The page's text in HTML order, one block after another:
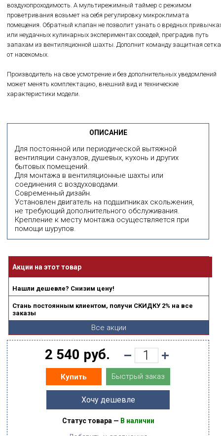
воздухопроходимость. А мультирежимный таймер с режимом
проветривания возьмет на себя регулировку микроклимата
помещения. Обратный клапан не позволит узнать о вредных
или неудачных кулинарных экспериментах соседей, преградив путь
запахам из вентиляционной шахты. Дополнит команду защитная сетка
от насекомых.
Производитель на свое усмотрение и без дополнительных уведомлений
может менять комплектацию, внешний вид и технические
характеристики модели.
ОПИСАНИЕ
Для постоянной или периодической вытяжной
вентиляции санузлов, душевых, кухонь и других
бытовых помещений.
Для монтажа в вентиляционные шахты или
соединения с воздуховодами.
Современный дизайн.
Установлен двигатель на подшипниках скольжения,
не требующий дополнительного обслуживания.
Крепление к месту монтажа осуществляется при
помощи шурупов.
Акции на этот товар
Нашли дешевле? Снизим цену!
Стань постоянным клиентом, получи СКИДКУ 2% на все
заказы
Все акции
2 540 руб.
Купить Быстрый заказ
Хочу дешевле
Статус товара — В наличии